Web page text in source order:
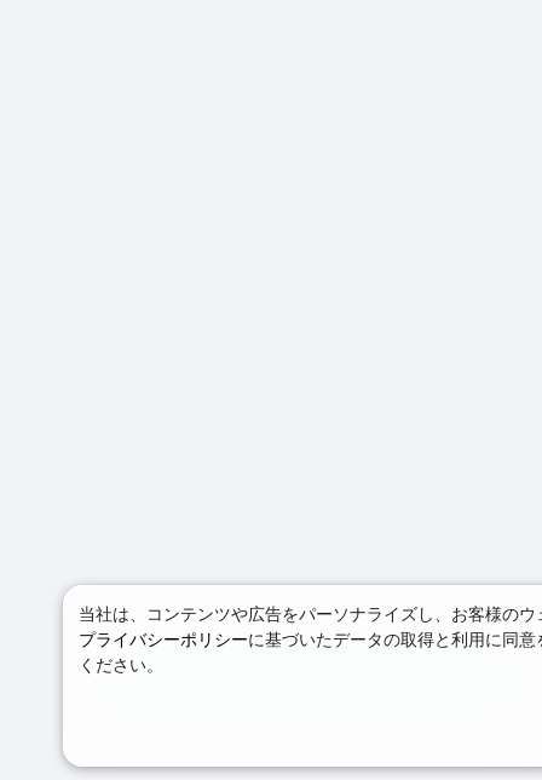
当社は、コンテンツや広告をパーソナライズし、お客様の
プライバシーポリシーに基づいたデータの取得と利用に同
ください。